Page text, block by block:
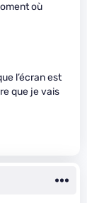
où
l’écran est
que je vais